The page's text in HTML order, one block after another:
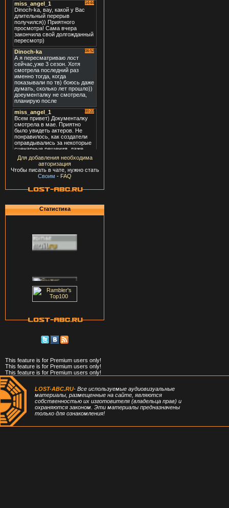
Для добавления необходима
авторизация
Чтобы писать в чате, нужно стать
Своим - FAQ
Статистика
This feature is for Premium users only!
This feature is for Premium users only!
This feature is for Premium users only!
LOST-ABC.RU- Все используемые аудиовизуальные
материалы, размещенные на сайте, являются
собственностью их изготовителя (владельца прав) и
охраняются законом. Эти материалы предназначены
только для ознакомления!